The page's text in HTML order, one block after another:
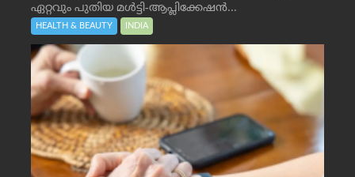
ഏറ്റവും പുതിയ മൾട്ടി-ആപ്ലിക്കേഷൻ...
HEALTH & BEAUTY INDIA